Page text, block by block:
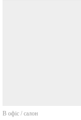
В офіс / салон